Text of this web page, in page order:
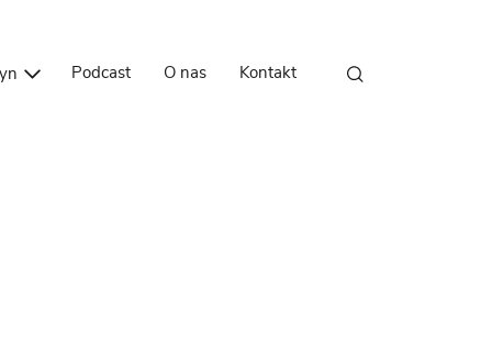
Podcast O nas Kontakt
Przejdź do treści